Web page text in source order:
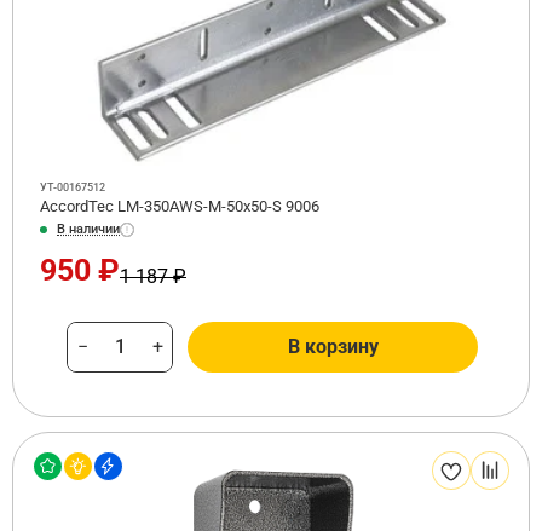
УТ-00167512
AccordTec LM-350AWS-M-50x50-S 9006
В наличии
950 ₽1 187 ₽
− + В корзину